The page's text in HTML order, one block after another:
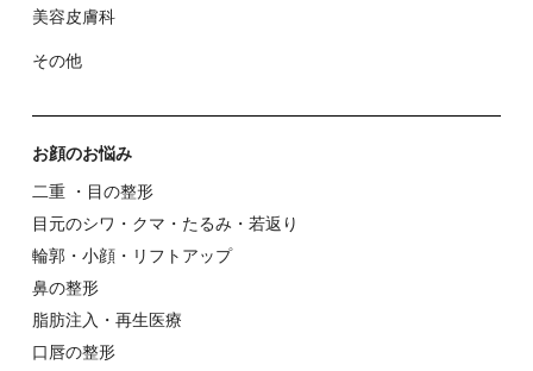
美容⽪膚科
その他
お顔のお悩み
⼆重 ・⽬の整形
⽬元のシワ・クマ・たるみ・若返り
輪郭・⼩顔・リフトアップ
⿐の整形
脂肪注入・再生医療
⼝唇の整形